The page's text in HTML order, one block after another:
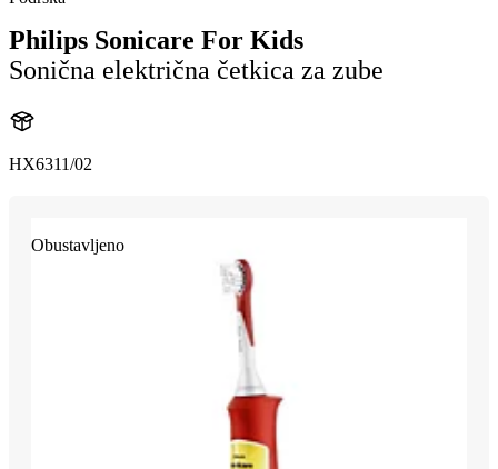
Philips Sonicare For Kids
Sonična električna četkica za zube
HX6311/02
Obustavljeno